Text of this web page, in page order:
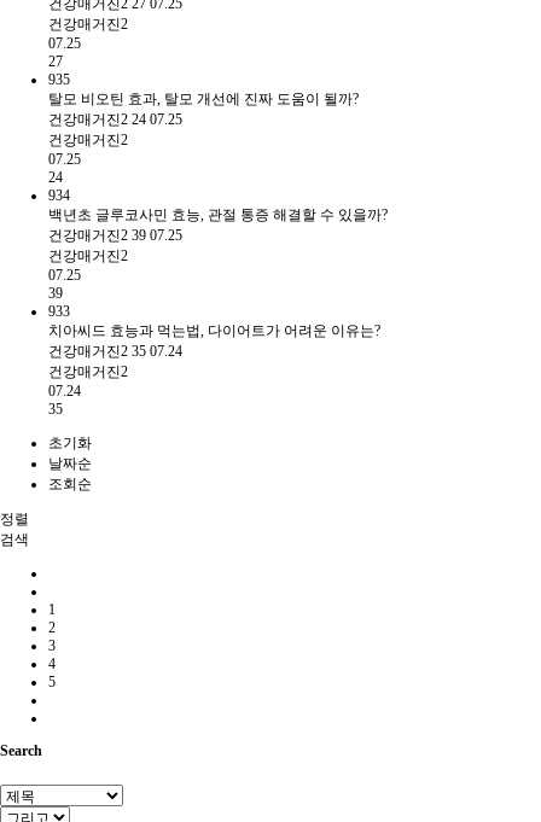
건강매거진2 27 07.25
건강매거진2
07.25
27
935
탈모 비오틴 효과, 탈모 개선에 진짜 도움이 될까?
건강매거진2 24 07.25
건강매거진2
07.25
24
934
백년초 글루코사민 효능, 관절 통증 해결할 수 있을까?
건강매거진2 39 07.25
건강매거진2
07.25
39
933
치아씨드 효능과 먹는법, 다이어트가 어려운 이유는?
건강매거진2 35 07.24
건강매거진2
07.24
35
초기화
날짜순
조회순
정렬
검색
1
2
3
4
5
Search